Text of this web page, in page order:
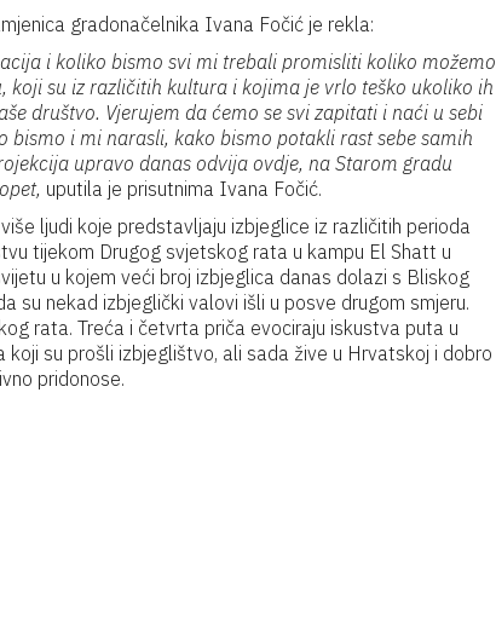
gradonačelnika Ivana Fočić je rekla:
i koliko bismo svi mi trebali promisliti koliko možemo
su iz različitih kultura i kojima je vrlo teško ukoliko ih
društvo. Vjerujem da ćemo se svi zapitati i naći u sebi
i mi narasli, kako bismo potakli rast sebe samih
upravo danas odvija ovdje, na Starom gradu
uputila je prisutnima Ivana Fočić.
ljudi koje predstavljaju izbjeglice iz različitih perioda
tijekom Drugog svjetskog rata u kampu El Shatt u
u kojem veći broj izbjeglica danas dolazi s Bliskog
nekad izbjeglički valovi išli u posve drugom smjeru.
rata. Treća i četvrta priča evociraju iskustva puta u
su prošli izbjeglištvo, ali sada žive u Hrvatskoj i dobro
pridonose.